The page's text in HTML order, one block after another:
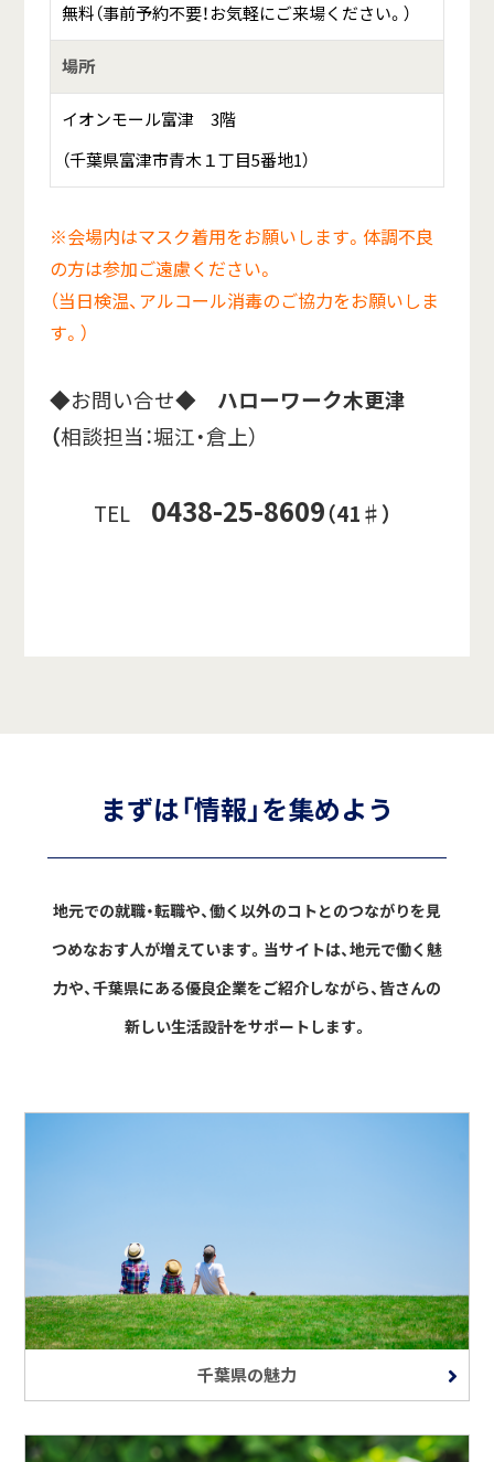
無料（事前予約不要！お気軽にご来場ください。）
場所
イオンモール富津 3階
（千葉県富津市青木１丁目5番地1）
※会場内はマスク着用をお願いします。体調不良
の方は参加ご遠慮ください。
（当日検温、アルコール消毒のご協力をお願いしま
す。）
◆お問い合せ◆ ハローワーク木更津
（相談担当：堀江・倉上）
TEL 0438-25-8609（41♯）
まずは「情報」を集めよう
地元での就職・転職や、働く以外のコトとのつながりを見
つめなおす人が増えています。 当サイトは、地元で働く魅
力や、千葉県にある優良企業をご紹介しながら、皆さんの
新しい生活設計をサポートします。
千葉県の魅力